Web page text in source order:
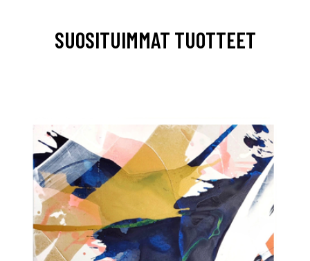
SUOSITUIMMAT TUOTTEET